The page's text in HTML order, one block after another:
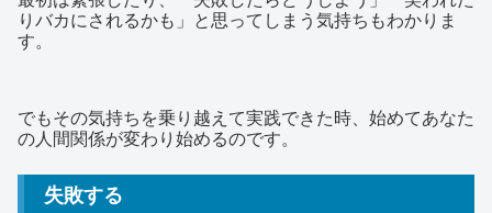
りバカにされるかも」と思ってしまう気持ちもわかりま
す。
でもその気持ちを乗り越えて実践できた時、始めてあなた
の人間関係が変わり始めるのです。
失敗する